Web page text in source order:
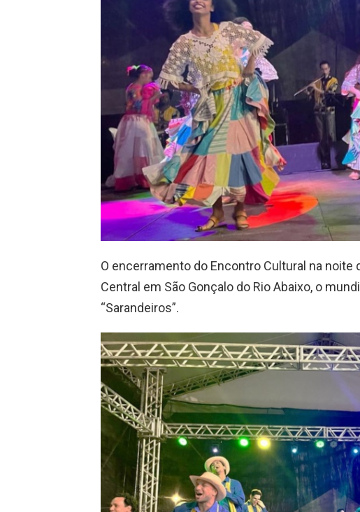
O encerramento do Encontro Cultural na noite
Central em São Gonçalo do Rio Abaixo, o
“Sarandeiros”.